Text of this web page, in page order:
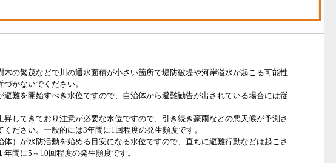
木の繁茂などで川の通水面積が小さい箇所で堤防破堤や河岸溢水が起こる可能性
かないでください。
難を開始すべき水位ですので、自治体から避難勧告が出されている場合には従
昇してきており注意が必要な水位ですので、引き続き豪雨などの悪天候が予測さ
ださい。一般的には3年間に1回程度の発生頻度です。
）が水防活動を始める目安になる水位ですので、直ちに避難行動などは起こさ
間に5～10回程度の発生頻度です。